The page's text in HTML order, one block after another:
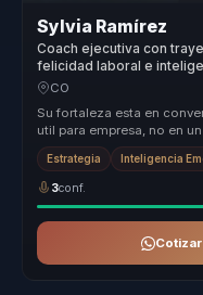
Sylvia Ramírez
Coach ejecutiva con
felicidad laboral e
lideres.
CO
Su fortaleza esta en
util para empresa, no en
bienest...
Estrategia Inteligencia
3conf.
Cotizar